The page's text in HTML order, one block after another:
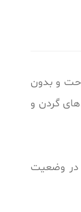
و بدون
گردن و
در وضعیت